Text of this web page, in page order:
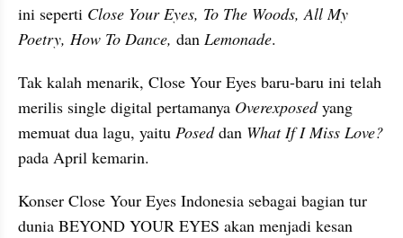
ini seperti Close Your Eyes, To The Woods, All My
Poetry, How To Dance, dan Lemonade.
Tak kalah menarik, Close Your Eyes baru-baru ini telah
merilis single digital pertamanya Overexposed yang
memuat dua lagu, yaitu Posed dan
pada April kemarin.
Konser Close Your Eyes Indonesia sebagai bagian tur
dunia BEYOND YOUR EYES akan menjadi kesan